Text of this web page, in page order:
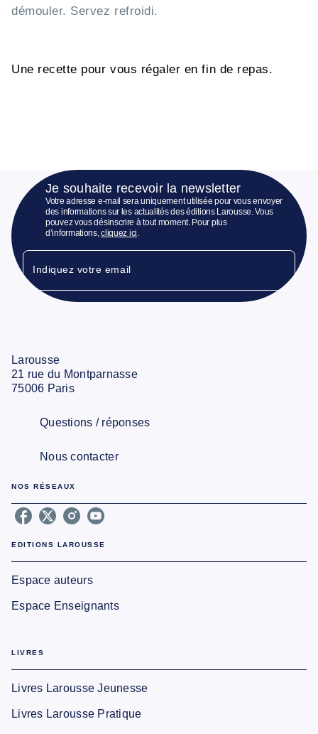
démouler. Servez refroidi.
Une recette pour vous régaler en fin de repas.
Je souhaite recevoir la newsletter
Votre adresse e-mail sera uniquement utilisée pour vous envoyer
des informations sur les actualités des éditions Larousse. Vous
pouvez vous désinscrire à tout moment. Pour plus
d’informations,cliquez ici.
Indiquez votre email
Larousse
21 rue du Montparnasse
75006 Paris
Questions / réponses
Nous contacter
NOS RÉSEAUX
EDITIONS LAROUSSE
Espace auteurs
Espace Enseignants
LIVRES
Livres Larousse Jeunesse
Livres Larousse Pratique